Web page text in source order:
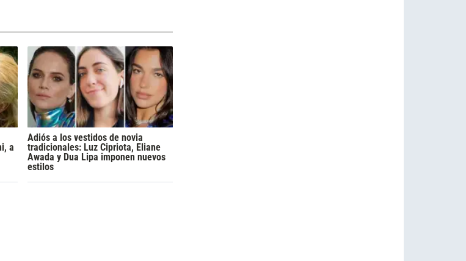
a
Adiós a los vestidos de novia
tradicionales: Luz Cipriota, Eliane
Awada y Dua Lipa imponen nuevos
estilos